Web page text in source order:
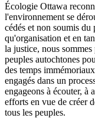
Écologie Ottawa
l'environnement se
cédés et non soumis
qu'organisation et en
la justice, nous
peuples autochtones
des temps
engagés dans un
engageons à écouter, à
efforts en vue de créer
tous les peuples.